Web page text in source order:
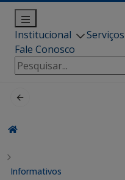
Institucional Serviços
Fale Conosco
Pesquisar
por:
Informativos